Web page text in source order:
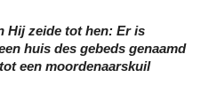
Hij zeide tot hen: Er is
huis des gebeds genaamd
een moordenaarskuil